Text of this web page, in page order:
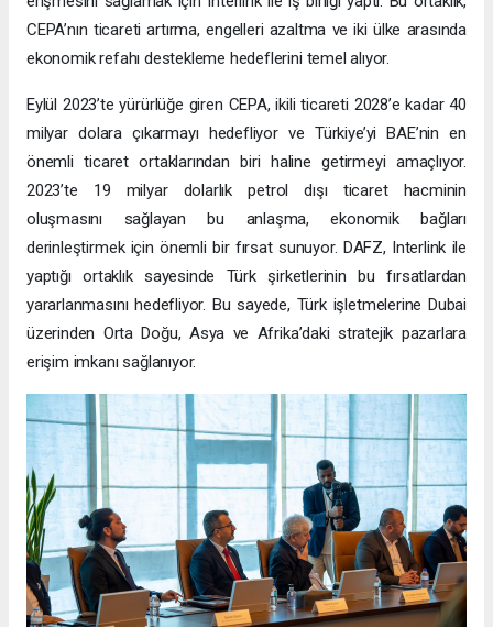
CEPA’nın ticareti artırma, engelleri azaltma ve iki ülke arasında
ekonomik refahı destekleme hedeflerini temel alıyor.
Eylül 2023’te yürürlüğe giren CEPA, ikili ticareti 2028’e kadar 40
milyar dolara çıkarmayı hedefliyor ve Türkiye’yi BAE’nin en
önemli ticaret ortaklarından biri haline getirmeyi amaçlıyor.
2023’te 19 milyar dolarlık petrol dışı ticaret hacminin
oluşmasını sağlayan bu anlaşma, ekonomik bağları
derinleştirmek için önemli bir fırsat sunuyor. DAFZ, Interlink ile
yaptığı ortaklık sayesinde Türk şirketlerinin bu fırsatlardan
yararlanmasını hedefliyor. Bu sayede, Türk işletmelerine Dubai
üzerinden Orta Doğu, Asya ve Afrika’daki stratejik pazarlara
erişim imkanı sağlanıyor.